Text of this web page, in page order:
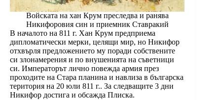
Войската на хан Крум преследва и ранява
Никифоровия син и приемник Ставракий
В началото на 811 г. Хан Крум предприема
дипломатически мерки, целящи мир, но Никифор
отхвърля предложението му поради собствените
си злонамерения и по внушенията на съветници
си. Императорът лично повежда армия през
проходите на Стара планина и навлиза в българска
територия на 20 юли 811 г.. За следващите 3 дни
Никифор достига и обсажда Плиска.